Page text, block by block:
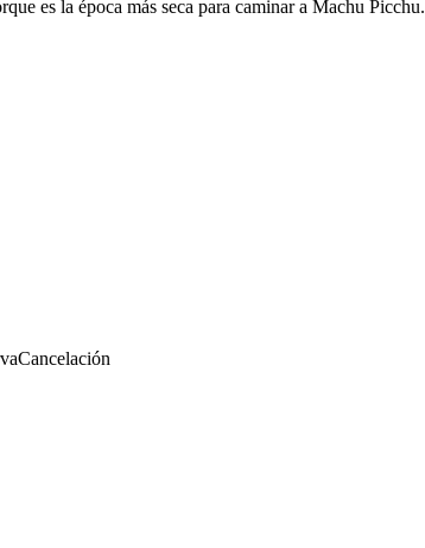
es la época más seca para caminar a Machu Picchu.
Cancelación